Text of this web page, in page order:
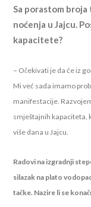
Sa porastom
noćenja u Jajcu.
kapacitete?
– Očekivati je da će iz
Mi već sada imamo
manifestacije.
smještajnih kapaciteta,
više dana u Jajcu.
Radovi na izgradnji
silazak na plato
tačke. Nazire li se